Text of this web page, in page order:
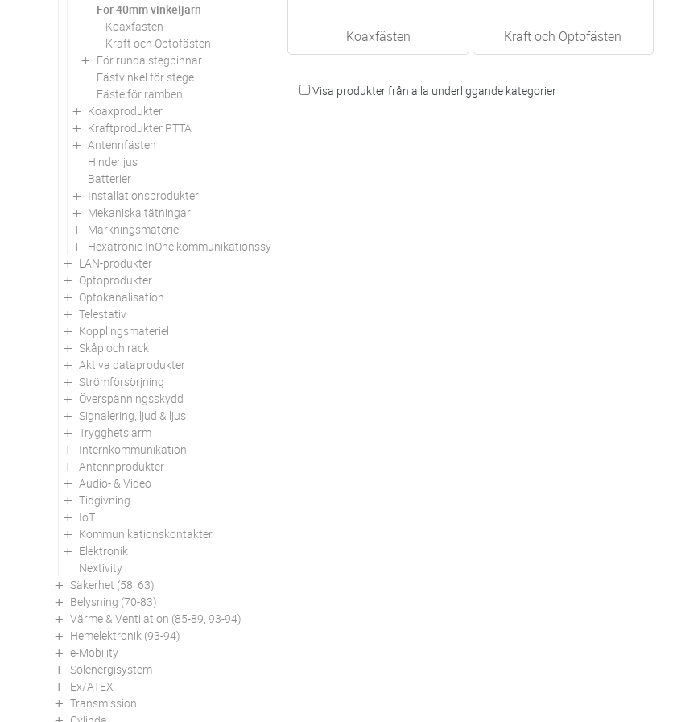
För 40mm vinkeljärn
Koaxfästen
Kraft och Optofästen
För runda stegpinnar
Fästvinkel för stege
Fäste för ramben
Koaxprodukter
Kraftprodukter PTTA
Antennfästen
Hinderljus
Batterier
Installationsprodukter
Mekaniska tätningar
Märkningsmateriel
Hexatronic InOne kommunikationssystem för kraft och fiber
LAN-produkter
Optoprodukter
Optokanalisation
Telestativ
Kopplingsmateriel
Skåp och rack
Aktiva dataprodukter
Strömförsörjning
Överspänningsskydd
Signalering, ljud & ljus
Trygghetslarm
Internkommunikation
Antennprodukter
Audio- & Video
Tidgivning
IoT
Kommunikationskontakter
Elektronik
Nextivity
Säkerhet (58, 63)
Belysning (70-83)
Värme & Ventilation (85-89, 93-94)
Hemelektronik (93-94)
e-Mobility
Solenergisystem
Ex/ATEX
Transmission
Koaxfästen Kraft och Optofästen
Visa produkter från alla underliggande kategorier